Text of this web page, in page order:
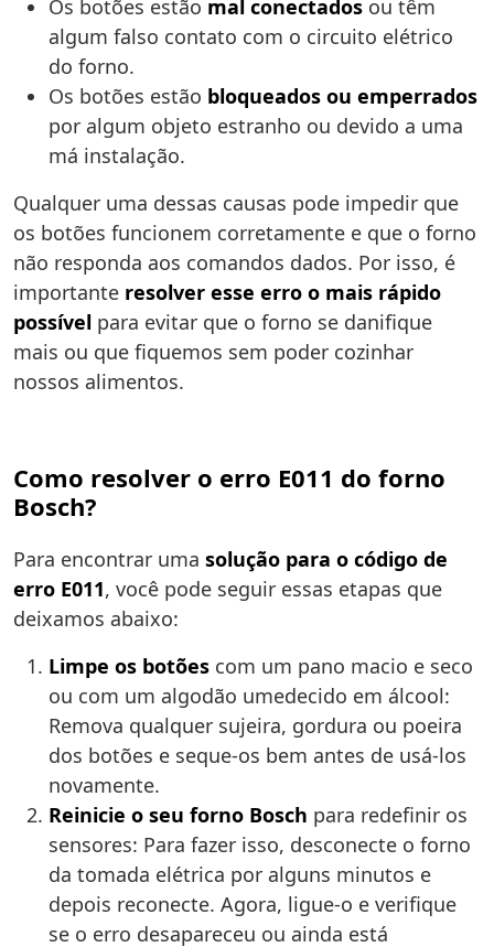
Os botões estão mal conectados ou têm
algum falso contato com o circuito elétrico
do forno.
Os botões estão bloqueados ou emperrados
por algum objeto estranho ou devido a uma
má instalação.
Qualquer uma dessas causas pode impedir que
os botões funcionem corretamente e que o forno
não responda aos comandos dados. Por isso, é
importante resolver esse erro o mais rápido
possível para evitar que o forno se danifique
mais ou que fiquemos sem poder cozinhar
nossos alimentos.
Como resolver o erro E011 do forno
Bosch?
Para encontrar uma solução para o código de
erro E011, você pode seguir essas etapas que
deixamos abaixo:
Limpe os botões com um pano macio e seco
ou com um algodão umedecido em álcool:
Remova qualquer sujeira, gordura ou poeira
dos botões e seque-os bem antes de usá-los
novamente.
Reinicie o seu forno Bosch para redefinir os
sensores: Para fazer isso, desconecte o forno
da tomada elétrica por alguns minutos e
depois reconecte. Agora, ligue-o e verifique
se o erro desapareceu ou ainda está